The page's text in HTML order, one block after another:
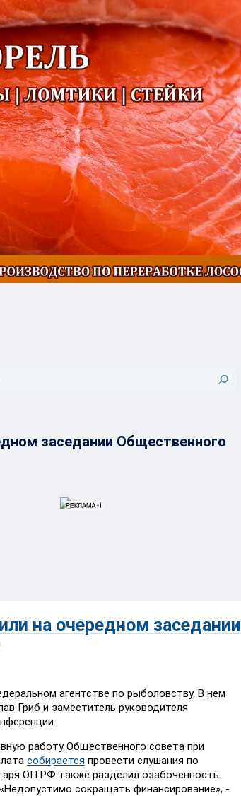
заседании Общественного
на очередном заседании
агентстве по рыболовству. В нем
Гриб и заместитель руководителя
работу Общественного совета при
собирается провести слушания по
ОП РФ также разделил озабоченность
сокращать финансирование», -